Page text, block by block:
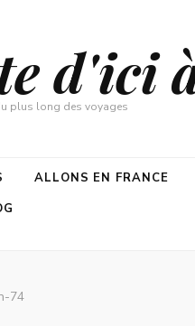
d'ici
plus long des voyages
ALLONS EN FRANCE
74